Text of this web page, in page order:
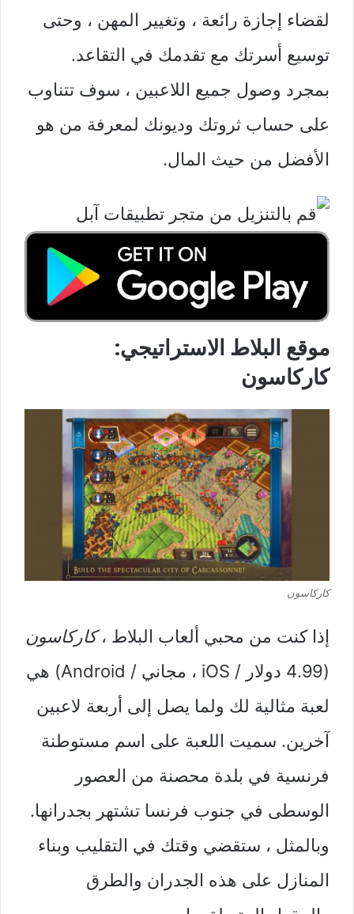
لقضاء إجازة رائعة ، وتغيير المهن ، وحتى
توسيع أسرتك مع تقدمك في التقاعد.
بمجرد وصول جميع اللاعبين ، سوف تتناوب
على حساب ثروتك وديونك لمعرفة من هو
الأفضل من حيث المال.
موقع البلاط الاستراتيجي:
كاركاسون
كاركاسون
إذا كنت من محبي ألعاب البلاط ،كاركاسون
(4.99 دولار / iOS ، مجاني / Android) هي
لعبة مثالية لك ولما يصل إلى أربعة لاعبين
آخرين. سميت اللعبة على اسم مستوطنة
فرنسية في بلدة محصنة من العصور
الوسطى في جنوب فرنسا تشتهر بجدرانها.
وبالمثل ، ستقضي وقتك في التقليب وبناء
المنازل على هذه الجدران والطرق